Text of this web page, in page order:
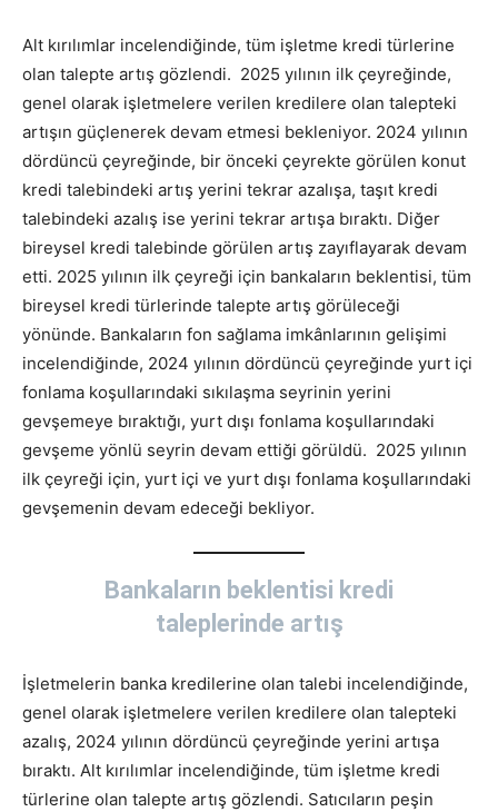
Alt kırılımlar incelendiğinde, tüm işletme kredi türlerine
olan talepte artış gözlendi. 2025 yılının ilk çeyreğinde,
genel olarak işletmelere verilen kredilere olan talepteki
artışın güçlenerek devam etmesi bekleniyor. 2024 yılının
dördüncü çeyreğinde, bir önceki çeyrekte görülen konut
kredi talebindeki artış yerini tekrar azalışa, taşıt kredi
talebindeki azalış ise yerini tekrar artışa bıraktı. Diğer
bireysel kredi talebinde görülen artış zayıflayarak devam
etti. 2025 yılının ilk çeyreği için bankaların beklentisi, tüm
bireysel kredi türlerinde talepte artış görüleceği
yönünde. Bankaların fon sağlama imkânlarının gelişimi
incelendiğinde, 2024 yılının dördüncü çeyreğinde yurt içi
fonlama koşullarındaki sıkılaşma seyrinin yerini
gevşemeye bıraktığı, yurt dışı fonlama koşullarındaki
gevşeme yönlü seyrin devam ettiği görüldü. 2025 yılının
ilk çeyreği için, yurt içi ve yurt dışı fonlama koşullarındaki
gevşemenin devam edeceği bekliyor.
Bankaların beklentisi kredi
taleplerinde artış
İşletmelerin banka kredilerine olan talebi incelendiğinde,
genel olarak işletmelere verilen kredilere olan talepteki
azalış, 2024 yılının dördüncü çeyreğinde yerini artışa
bıraktı. Alt kırılımlar incelendiğinde, tüm işletme kredi
türlerine olan talepte artış gözlendi. Satıcıların peşin